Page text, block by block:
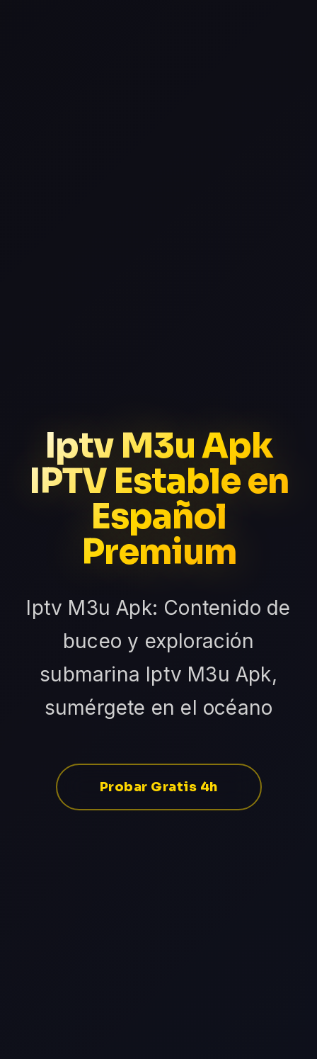
Iptv M3u Apk
IPTV Estable en
Español
Premium
Iptv M3u Apk: Contenido de
buceo y exploración
submarina Iptv M3u Apk,
sumérgete en el océano
Probar Gratis 4h